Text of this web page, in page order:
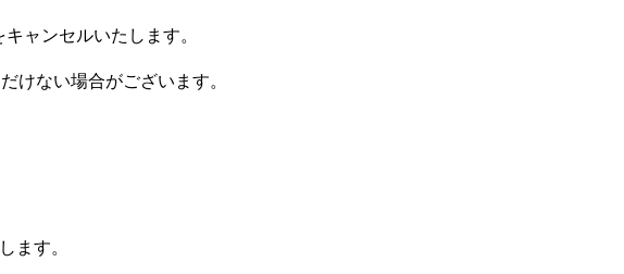
ャンセルいたします。
けない場合がございます。
ます。